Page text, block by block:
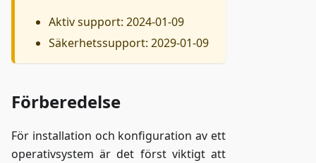
Aktiv support: 2024-01-09
Säkerhetssupport: 2029-01-09
Förberedelse
För installation och konfiguration av ett
operativsystem är det först viktigt att